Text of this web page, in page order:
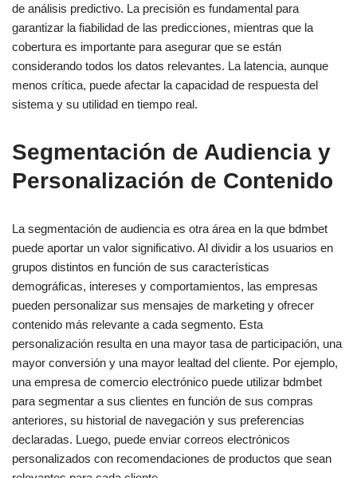
de análisis predictivo. La precisión es fundamental para
garantizar la fiabilidad de las predicciones, mientras que la
cobertura es importante para asegurar que se están
considerando todos los datos relevantes. La latencia, aunque
menos crítica, puede afectar la capacidad de respuesta del
sistema y su utilidad en tiempo real.
Segmentación de Audiencia y
Personalización de Contenido
La segmentación de audiencia es otra área en la que bdmbet
puede aportar un valor significativo. Al dividir a los usuarios en
grupos distintos en función de sus características
demográficas, intereses y comportamientos, las empresas
pueden personalizar sus mensajes de marketing y ofrecer
contenido más relevante a cada segmento. Esta
personalización resulta en una mayor tasa de participación, una
mayor conversión y una mayor lealtad del cliente. Por ejemplo,
una empresa de comercio electrónico puede utilizar bdmbet
para segmentar a sus clientes en función de sus compras
anteriores, su historial de navegación y sus preferencias
declaradas. Luego, puede enviar correos electrónicos
personalizados con recomendaciones de productos que sean